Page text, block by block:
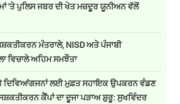
'ਤੇ ਪੁਲਿਸ ਜਬਰ ਦੀ ਖੇਤ ਮਜ਼ਦੂਰ ਯੂਨੀਅਨ ਵੱਲੋਂ
ਮੰਤਰਾਲੇ, NISD ਅਤੇ ਪੰਜਾਬੀ
ਵਿਚਾਲੇ ਅਹਿਮ ਸਮਝੌਤਾ
ਦਿਵਿਆਂਗਜਨਾਂ ਲਈ ਮੁਫ਼ਤ ਸਹਾਇਕ ਉਪਕਰਨ ਵੰਡਣ
ਕੈਂਪਾਂ ਦਾ ਦੂਜਾ ਪੜਾਅ ਸ਼ੁਰੂ: ਸੁਖਵਿੰਦਰ